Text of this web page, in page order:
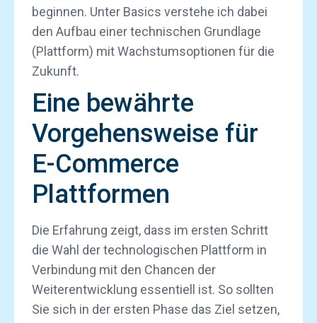
beginnen. Unter Basics verstehe ich dabei
den Aufbau einer technischen Grundlage
(Plattform) mit Wachstumsoptionen für die
Zukunft.
Eine bewährte
Vorgehensweise für
E-Commerce
Plattformen
Die Erfahrung zeigt, dass im ersten Schritt
die Wahl der technologischen Plattform in
Verbindung mit den Chancen der
Weiterentwicklung essentiell ist. So sollten
Sie sich in der ersten Phase das Ziel setzen,